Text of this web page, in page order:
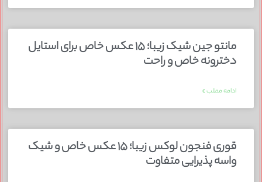
مانتو جین شیک زیبا؛ ۱۵ عکس خاص برای استایل
دخترونه خاص و راحت
ادامه مطلب »
قوری فنجون لوکس زیبا؛ ۱۵ عکس خاص و شیک
واسه پذیرایی متفاوت